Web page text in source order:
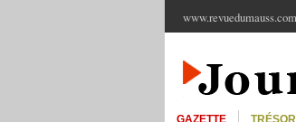
www.revuedumauss.com
GAZETTE